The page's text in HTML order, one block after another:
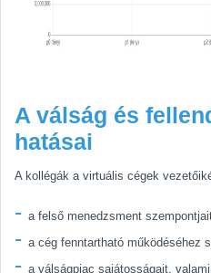
A válság és
hatásai
A kollégák a virtuális cégek
a felső menedzsment
a cég fenntartható működéséhez
a válságpiac sajátosságait,